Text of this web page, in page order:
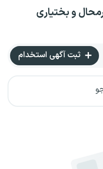
و بختیاری
ثبت آگهی استخدام